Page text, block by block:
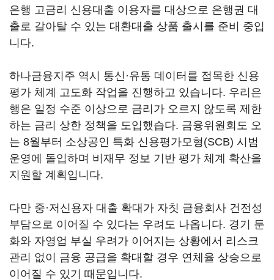
은행 고금리 신용대출 이용자를 대상으로 은행권 대
출로 갈아탈 수 있는 대환대출 상품 출시를 준비 중입
니다.
하나금융지주 역시 통신·유통 데이터를 접목한 신용
평가 체계 고도화 작업을 진행하고 있습니다. 우리은
행은 일정 수준 이상으로 금리가 오르지 않도록 제한
하는 금리 상한 정책을 도입했습다. 금융위원회도 오
는 8월부터 소상공인 특화 신용평가모형(SCB) 시범
운영에 돌입하며 비재무 정보 기반 평가 체계 확산을
지원할 계획입니다.
다만 중·저신용자 대출 확대가 자칫 금융회사 건전성
부담으로 이어질 수 있다는 우려도 나옵니다. 경기 둔
화와 자영업 부실 우려가 이어지는 상황에서 리스크
관리 없이 금융 공급을 확대할 경우 연체율 상승으로
이어질 수 있기 때문입니다.